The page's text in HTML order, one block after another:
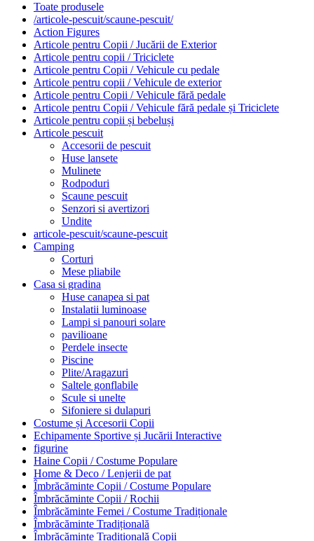
Toate produsele
/articole-pescuit/scaune-pescuit/
Action Figures
Articole pentru Copii / Jucării de Exterior
Articole pentru copii / Triciclete
Articole pentru Copii / Vehicule cu pedale
Articole pentru copii / Vehicule de exterior
Articole pentru Copii / Vehicule fără pedale
Articole pentru Copii / Vehicule fără pedale și Triciclete
Articole pentru copii și bebeluși
Articole pescuit
Accesorii de pescuit
Huse lansete
Mulinete
Rodpoduri
Scaune pescuit
Senzori si avertizori
Undite
articole-pescuit/scaune-pescuit
Camping
Corturi
Mese pliabile
Casa si gradina
Huse canapea si pat
Instalatii luminoase
Lampi si panouri solare
pavilioane
Perdele insecte
Piscine
Plite/Aragazuri
Saltele gonflabile
Scule si unelte
Sifoniere si dulapuri
Costume și Accesorii Copii
Echipamente Sportive și Jucării Interactive
figurine
Haine Copii / Costume Populare
Home & Deco / Lenjerii de pat
Îmbrăcăminte Copii / Costume Populare
Îmbrăcăminte Copii / Rochii
Îmbrăcăminte Femei / Costume Tradiționale
Îmbrăcăminte Tradițională
Îmbrăcăminte Tradițională Copii